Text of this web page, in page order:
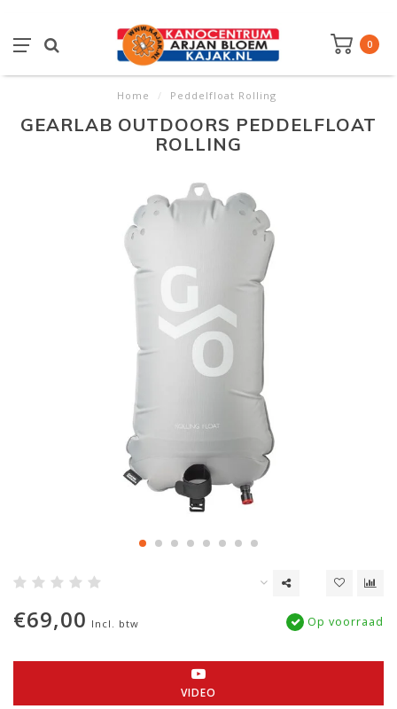
0
Home / Peddelfloat Rolling
GEARLAB OUTDOORS PEDDELFLOAT
ROLLING
€69,00 Incl. btw Op voorraad
VIDEO